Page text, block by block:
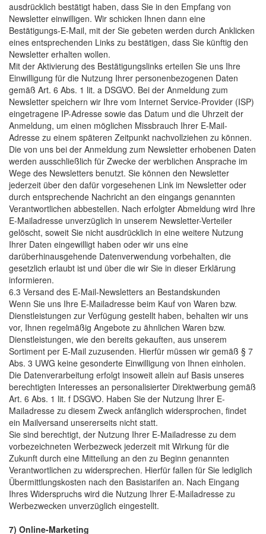
ausdrücklich bestätigt haben, dass Sie in den Empfang von
Newsletter einwilligen. Wir schicken Ihnen dann eine
Bestätigungs-E-Mail, mit der Sie gebeten werden durch Anklicken
eines entsprechenden Links zu bestätigen, dass Sie künftig den
Newsletter erhalten wollen.
Mit der Aktivierung des Bestätigungslinks erteilen Sie uns Ihre
Einwilligung für die Nutzung Ihrer personenbezogenen Daten
gemäß Art. 6 Abs. 1 lit. a DSGVO. Bei der Anmeldung zum
Newsletter speichern wir Ihre vom Internet Service-Provider (ISP)
eingetragene IP-Adresse sowie das Datum und die Uhrzeit der
Anmeldung, um einen möglichen Missbrauch Ihrer E-Mail-
Adresse zu einem späteren Zeitpunkt nachvollziehen zu können.
Die von uns bei der Anmeldung zum Newsletter erhobenen Daten
werden ausschließlich für Zwecke der werblichen Ansprache im
Wege des Newsletters benutzt. Sie können den Newsletter
jederzeit über den dafür vorgesehenen Link im Newsletter oder
durch entsprechende Nachricht an den eingangs genannten
Verantwortlichen abbestellen. Nach erfolgter Abmeldung wird Ihre
E-Mailadresse unverzüglich in unserem Newsletter-Verteiler
gelöscht, soweit Sie nicht ausdrücklich in eine weitere Nutzung
Ihrer Daten eingewilligt haben oder wir uns eine
darüberhinausgehende Datenverwendung vorbehalten, die
gesetzlich erlaubt ist und über die wir Sie in dieser Erklärung
informieren.
6.3 Versand des E-Mail-Newsletters an Bestandskunden
Wenn Sie uns Ihre E-Mailadresse beim Kauf von Waren bzw.
Dienstleistungen zur Verfügung gestellt haben, behalten wir uns
vor, Ihnen regelmäßig Angebote zu ähnlichen Waren bzw.
Dienstleistungen, wie den bereits gekauften, aus unserem
Sortiment per E-Mail zuzusenden. Hierfür müssen wir gemäß § 7
Abs. 3 UWG keine gesonderte Einwilligung von Ihnen einholen.
Die Datenverarbeitung erfolgt insoweit allein auf Basis unseres
berechtigten Interesses an personalisierter Direktwerbung gemäß
Art. 6 Abs. 1 lit. f DSGVO. Haben Sie der Nutzung Ihrer E-
Mailadresse zu diesem Zweck anfänglich widersprochen, findet
ein Mailversand unsererseits nicht statt.
Sie sind berechtigt, der Nutzung Ihrer E-Mailadresse zu dem
vorbezeichneten Werbezweck jederzeit mit Wirkung für die
Zukunft durch eine Mitteilung an den zu Beginn genannten
Verantwortlichen zu widersprechen. Hierfür fallen für Sie lediglich
Übermittlungskosten nach den Basistarifen an. Nach Eingang
Ihres Widerspruchs wird die Nutzung Ihrer E-Mailadresse zu
Werbezwecken unverzüglich eingestellt.
7) Online-Marketing